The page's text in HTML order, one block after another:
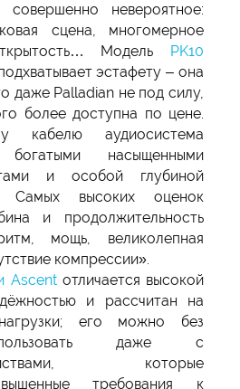
невероятное:
сцена, многомерное
Модель PK10
эстафету – она
даже Palladian не под силу,
более доступна по цене.
кабелю аудиосистема
насыщенными
и особой глубиной
Самых высоких оценок
и продолжительность
мощь, великолепная
компрессии».
Ascentотличается высокой
и рассчитан на
его можно без
даже с
которые
требования к